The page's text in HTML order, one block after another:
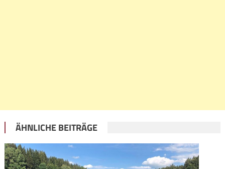
ÄHNLICHE BEITRÄGE